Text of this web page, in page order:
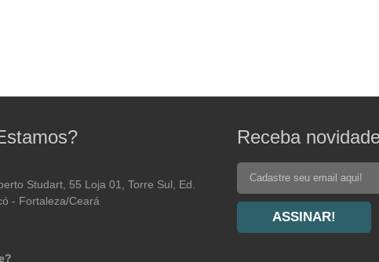
Studart, 55 Loja 01, Torre Sul, Ed.
- Fortaleza/Ceará
Receba
ASSINAR!